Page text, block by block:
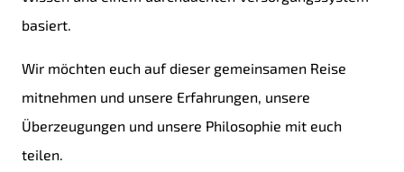
basiert.
Wir möchten euch auf dieser gemeinsamen Reise
mitnehmen und unsere Erfahrungen, unsere
Überzeugungen und unsere Philosophie mit euch
teilen.